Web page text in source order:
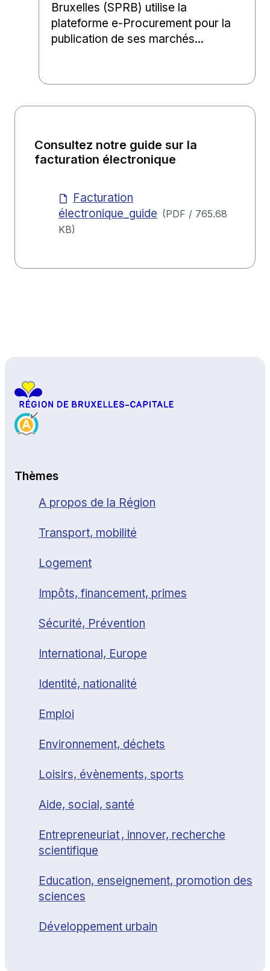
Bruxelles (SPRB) utilise la
plateforme e-Procurement pour la
publication de ses marchés...
Consultez notre guide sur la
facturation électronique
Facturation
électronique_guide (PDF / 765.68
KB)
Thèmes
A propos de la Région
Transport, mobilité
Logement
Impôts, financement, primes
Sécurité, Prévention
International, Europe
Identité, nationalité
Emploi
Environnement, déchets
Loisirs, évènements, sports
Aide, social, santé
Entrepreneuriat , innover, recherche
scientifique
Education, enseignement, promotion des
sciences
Développement urbain